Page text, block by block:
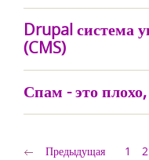
Drupal система
(CMS)
Спам - это
Предыдущая 1 2